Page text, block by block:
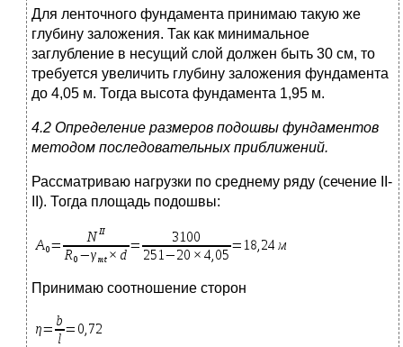
Для ленточного фундамента принимаю такую же
глубину заложения. Так как минимальное
заглубление в несущий слой должен быть 30 см, то
требуется увеличить глубину заложения фундамента
до 4,05 м. Тогда высота фундамента 1,95 м.
4.2 Определение размеров подошвы фундаментов
методом последовательных приближений.
Рассматриваю нагрузки по среднему ряду (сечение II-
II). Тогда площадь подошвы:
Принимаю соотношение сторон